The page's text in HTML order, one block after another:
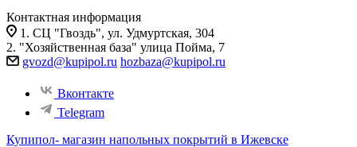
Контактная информация
1. СЦ "Гвоздь", ул. Удмуртская, 304
2. "Хозяйственная база" улица Пойма, 7
gvozd@kupipol.ru hozbaza@kupipol.ru
Вконтакте
Telegram
Купипол- магазин напольных покрытий в Ижевске